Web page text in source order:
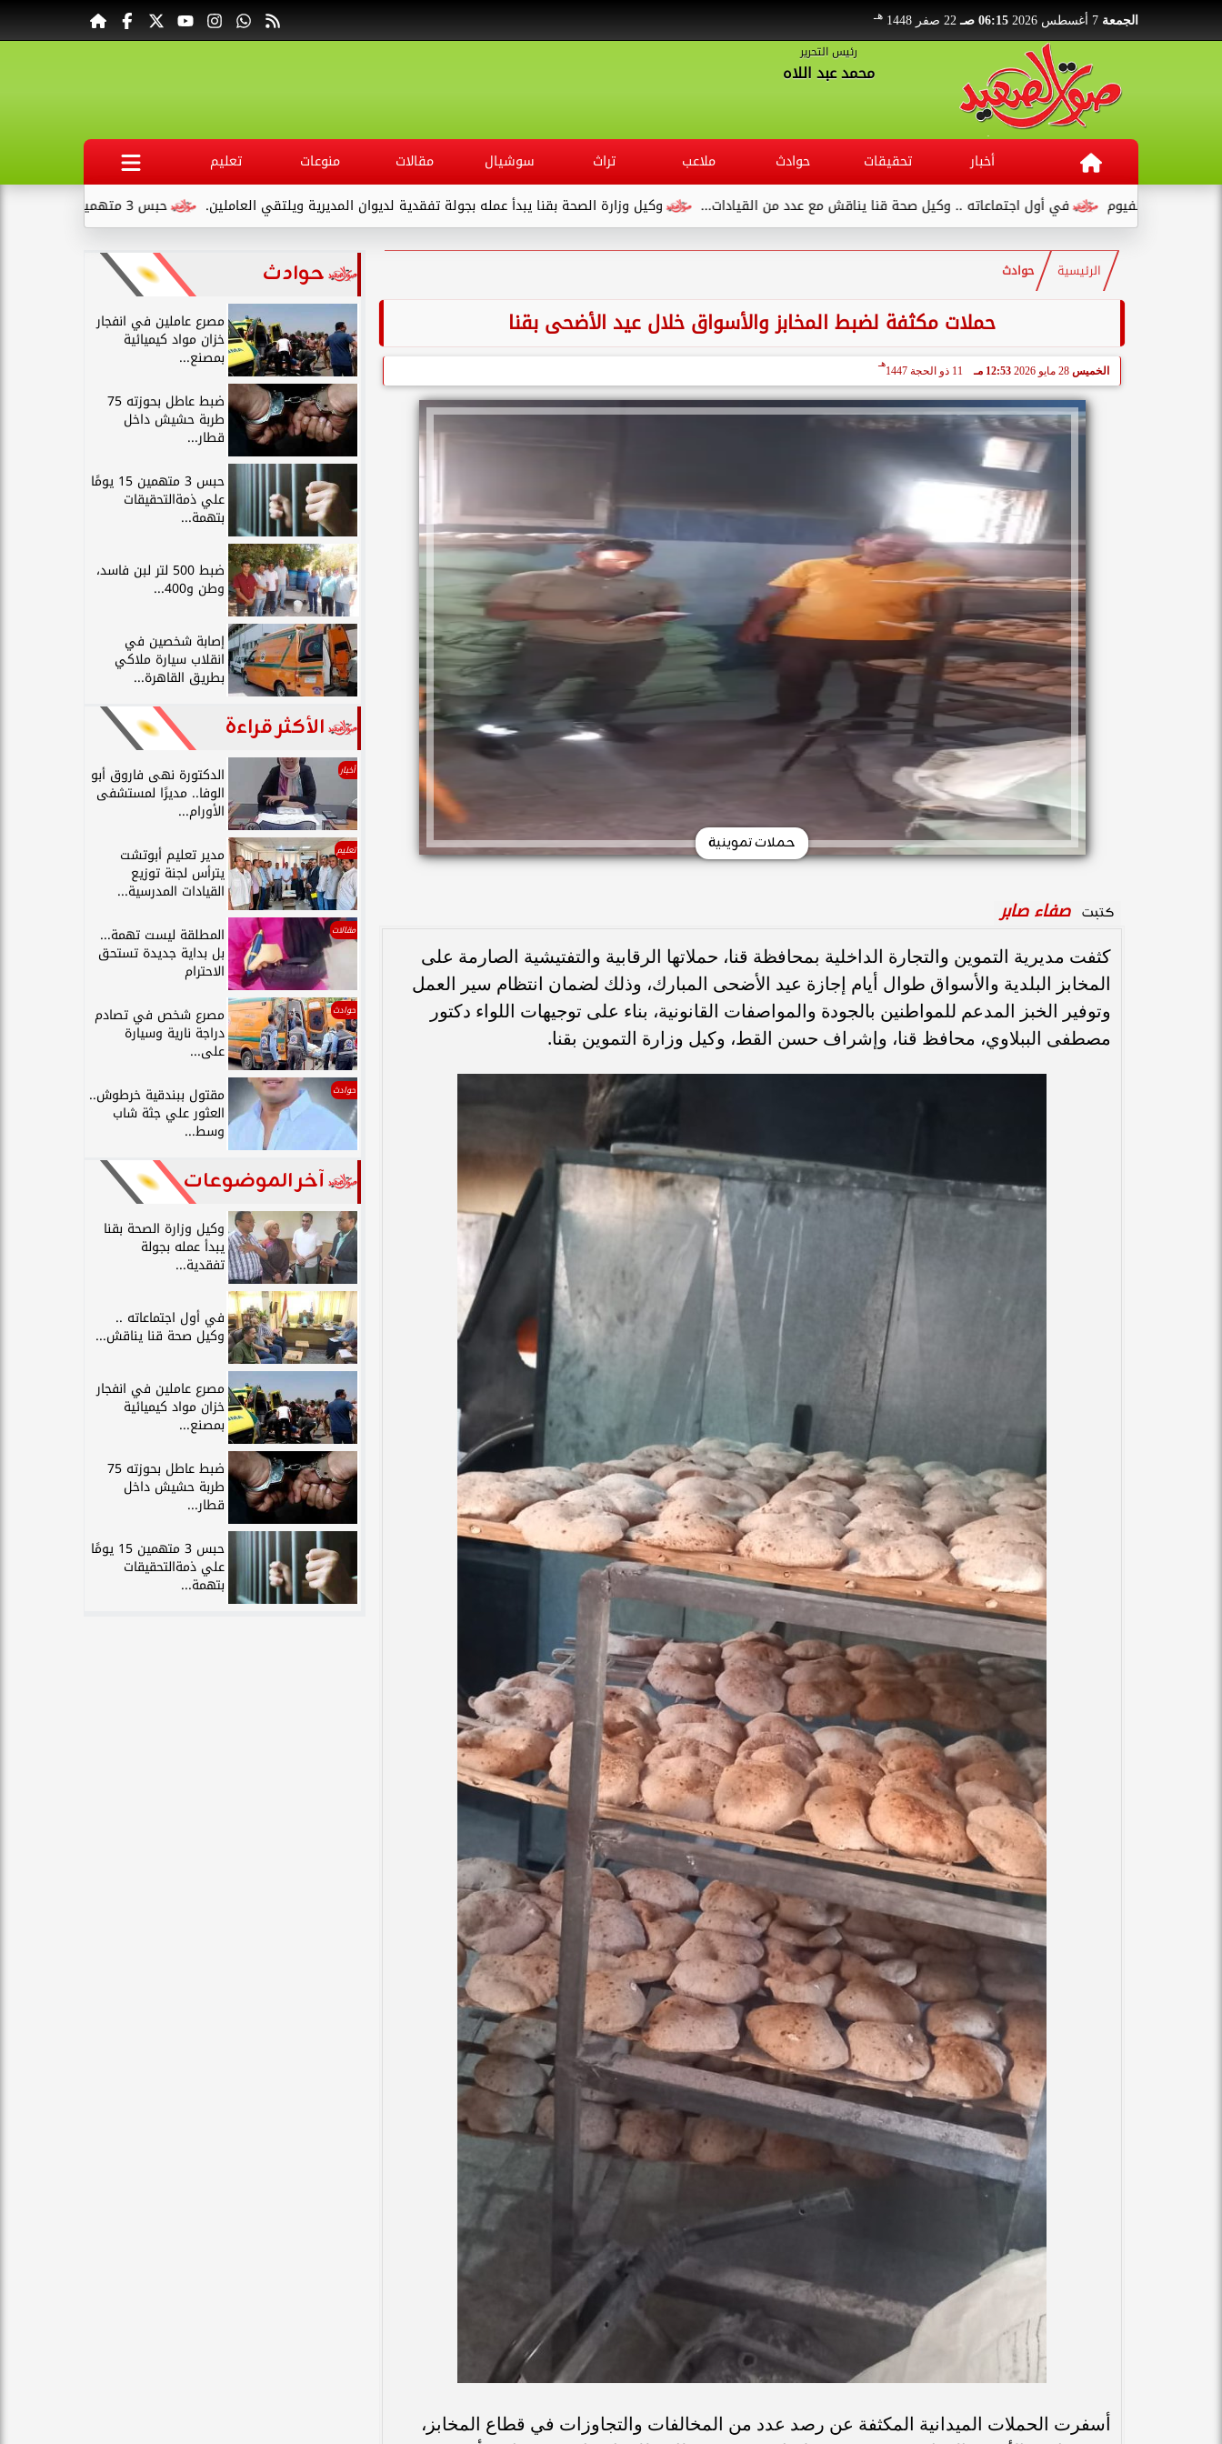
الجمعة 06:15 صـ 22 صفر 1448 هـ
رئيس التحرير
محمد عبد اللاه
أخبار تحقيقات حوادث ملاعب تراث سوشيال مقالات منوعات
تعليم
حبس 3 متهمين 15 يومًا علي ذمةالتحقيقات بتهمة التنقيب عن الآثار داخل...
وكيل وزارة الصحة بقنا يبدأ عمله بجولة تفقدية لديوان المديرية ويلتقي العاملين. في أول اجتماعاته .. وكيل صحة قنا يناقش مع عدد من القيادات...
الرئيسية حوادث
حملات مكثفة لضبط المخابز والأسواق خلال عيد الأضحى بقنا
الخميس 28 مايو 2026 12:53 مـ 11 ذو الحجة 1447
هـ
حملات تموينية
كتبت صفاء صابر
كثفت مديرية التموين والتجارة الداخلية بمحافظة قنا، حملاتها الرقابية والتفتيشية الصارمة على
المخابز البلدية والأسواق طوال أيام إجازة عيد الأضحى المبارك، وذلك لضمان انتظام سير العمل
وتوفير الخبز المدعم للمواطنين بالجودة والمواصفات القانونية، بناء على توجيهات اللواء دكتور
مصطفى الببلاوي، محافظ قنا، وإشراف حسن القط، وكيل وزارة التموين بقنا.
أسفرت الحملات الميدانية المكثفة عن رصد عدد من المخالفات والتجاوزات في قطاع المخابز،
حوادث
مصرع عاملين في انفجار
خزان مواد كيميائية
بمصنع...
ضبط عاطل بحوزته 75
طربة حشيش داخل
قطار...
حبس 3 متهمين 15 يومًا
علي ذمةالتحقيقات
بتهمة...
ضبط 500 لتر لبن فاسد،
وطن و400...
إصابة شخصين في
انقلاب سيارة ملاكي
بطريق القاهرة...
الأكثر قراءة
أخبار الدكتورة نهى فاروق أبو
الوفا.. مديرًا لمستشفى
الأورام...
تعليم مدير تعليم أبوتشت
يترأس لجنة توزيع
القيادات المدرسية...
مقالات المطلقة ليست تهمة...
بل بداية جديدة تستحق
الاحترام
حوادث مصرع شخص في تصادم
دراجة نارية وسيارة
على...
حوادث مقتول ببندقية خرطوش..
العثور علي جثة شاب
وسط...
آخر الموضوعات
وكيل وزارة الصحة بقنا
يبدأ عمله بجولة
تفقدية...
في أول اجتماعاته ..
وكيل صحة قنا يناقش...
مصرع عاملين في انفجار
خزان مواد كيميائية
بمصنع...
ضبط عاطل بحوزته 75
طربة حشيش داخل
قطار...
حبس 3 متهمين 15 يومًا
علي ذمةالتحقيقات
بتهمة...